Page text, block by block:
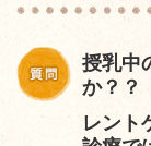
授乳中
か？ ？
レント